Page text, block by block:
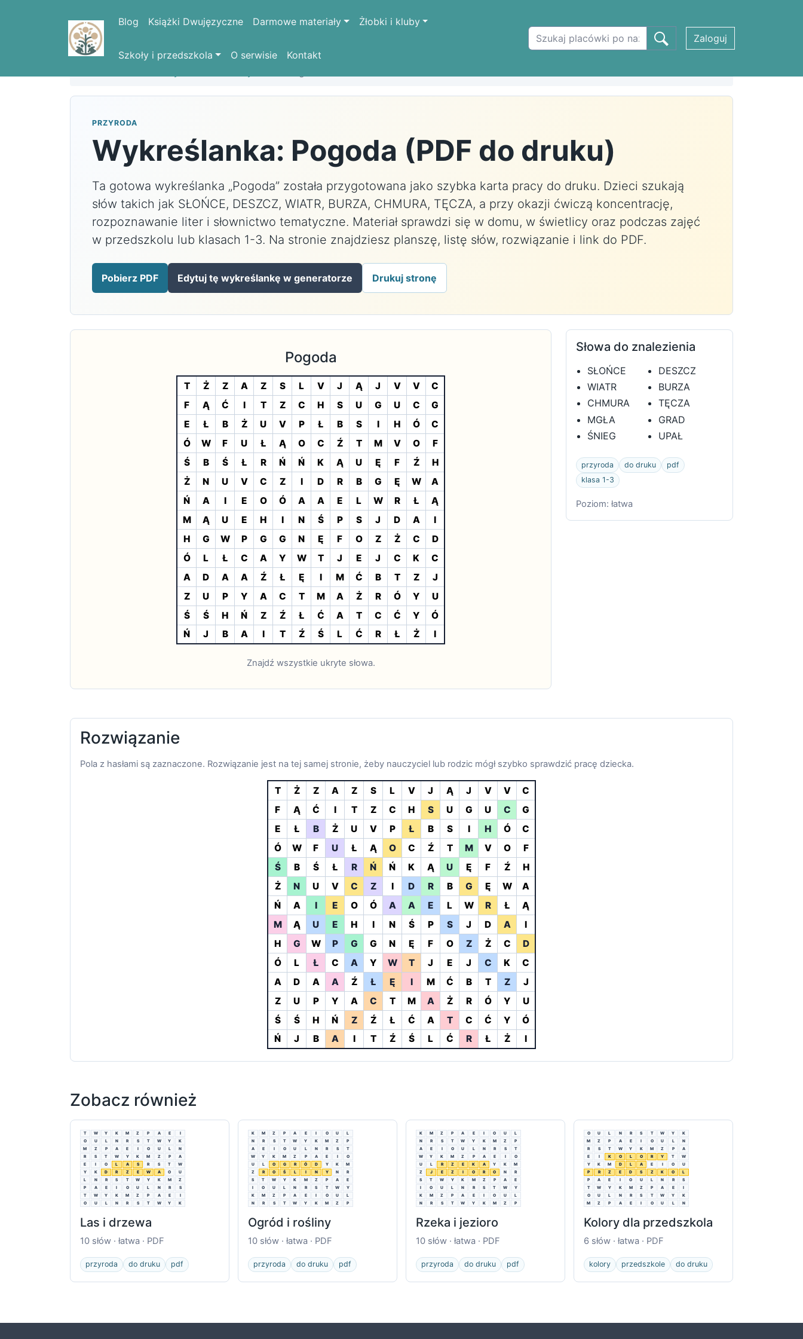
Blog Książki Dwujęzyczne Darmowe materiały Żłobki i kluby
Szkoły i przedszkola O serwisie Kontakt
Zaloguj
PRZYRODA
Wykreślanka: Pogoda (PDF do druku)
Ta gotowa wykreślanka „Pogoda” została przygotowana jako szybka karta pracy do druku. Dzieci szukają
słów takich jak SŁOŃCE, DESZCZ, WIATR, BURZA, CHMURA, TĘCZA, a przy okazji ćwiczą koncentrację,
rozpoznawanie liter i słownictwo tematyczne. Materiał sprawdzi się w domu, w świetlicy oraz podczas zajęć
w przedszkolu lub klasach 1-3. Na stronie znajdziesz planszę, listę słów, rozwiązanie i link do PDF.
Pobierz PDF Edytuj tę wykreślankę w generatorze Drukuj stronę
Pogoda
T Ż Z A Z S L V J Ą J V V
C
F
Ą Ć I T Z C H S U G U C
G
E
Ł B Ż U V P Ł B S I H Ó
C
Ó
W F U Ł Ą O C Ź T M V O
F
Ś
B Ś Ł R Ń Ń K Ą U Ę F Ź
H
Ż
N U V C Z I D R B G Ę W
A
Ń
A I E O Ó A A E L W R Ł
Ą
M
Ą U E H I N Ś P S J D A
I
H
G W P G G N Ę F O Z Ż C
D
Ó
L Ł C A Y W T J E J C K
C
A
D A A Ź Ł Ę I M Ć B T Z
J
Z
U P Y A C T M A Ż R Ó Y
U
Ś
Ś H Ń Z Ź Ł Ć A T C Ć Y
Ó
Ń
J B A I T Ź Ś L Ć R Ł Ż I
Znajdź wszystkie ukryte słowa.
Słowa do znalezienia
SŁOŃCE
DESZCZ
WIATR
BURZA
CHMURA
TĘCZA
MGŁA
GRAD
ŚNIEG
UPAŁ
przyroda do druku
pdf
klasa 1-3
Poziom: łatwa
Rozwiązanie
Pola z hasłami są zaznaczone. Rozwiązanie jest na tej samej stronie, żeby nauczyciel lub rodzic mógł szybko sprawdzić pracę dziecka.
T Ż Z A Z S L V J Ą J V V
C
F
Ą Ć I T Z C H S U G U C
G
E
Ł B Ż U V P Ł B S I H Ó
C
Ó
W F U Ł Ą O C Ź T M V O
F
Ś
B Ś Ł R Ń Ń K Ą U Ę F Ź
H
Ż
N U V C Z I D R B G Ę W
A
Ń
A I E O Ó A A E L W R Ł
Ą
M
Ą U E H I N Ś P S J D A
I
H
G W P G G N Ę F O Z Ż C
D
Ó
L Ł C A Y W T J E J C K
C
A
D A A Ź Ł Ę I M Ć B T Z
J
Z
U P Y A C T M A Ż R Ó Y
U
Ś
Ś H Ń Z Ź Ł Ć A T C Ć Y
Ó
Ń
J B A I T Ź Ś L Ć R Ł Ż I
Zobacz również
T W Y K M Z P A E
I
O
U L N R S T W Y
K
M
Z P A E I O U L
N
R
S T W Y K M Z P
A
E
I O L A S R S T
W
Y
K D R Z E W A O
U
L
N R S T W Y K M
Z
P
A E I O U L N R
S
T
W Y K M Z P A E
I
O
U L N R S T W Y K
Las i drzewa
10 słów · łatwa · PDF
przyroda do druku pdf
K M Z P A E I O U
L
N
R S T W Y K M Z
P
A
E I O U L N R S
T
W
Y K M Z P A E I
O
U
L O G R Ó D Y K
M
Z
R O Ś L I N Y N
R
S
T W Y K M Z P A
E
I
O U L N R S T W
Y
K
M Z P A E I O U
L
N
R S T W Y K M Z P
Ogród i rośliny
10 słów · łatwa · PDF
przyroda do druku pdf
K M Z P A E I O U
L
N
R S T W Y K M Z
P
A
E I O U L N R S
T
W
Y K M Z P A E I
O
U
L R Z E K A Y K
M
Z
J E Z I O R O N
R
S
T W Y K M Z P A
E
I
O U L N R S T W
Y
K
M Z P A E I O U
L
N
R S T W Y K M Z P
Rzeka i jezioro
10 słów · łatwa · PDF
przyroda do druku pdf
O U L N R S T W Y
K
M
Z P A E I O U L
N
R
S T W Y K M Z P
A
E
I K O L O R Y T
W
Y
K M D L A E I O
U
P
R Z E D S Z K O
L
P
A E I O U L N R
S
T
W Y K M Z P A E
I
O
U L N R S T W Y
K
M
Z P A E I O U L N
Kolory dla przedszkola
6 słów · łatwa · PDF
kolory przedszkole do druku